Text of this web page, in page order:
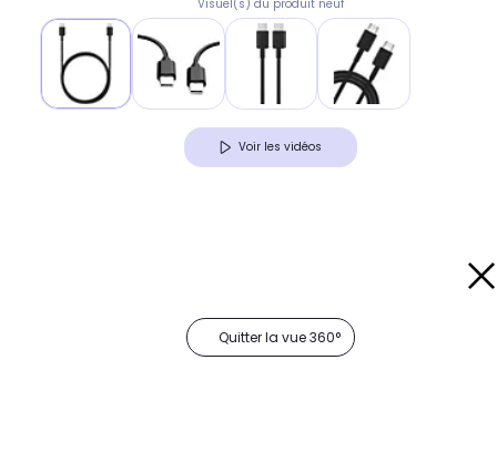
Visuel(s) du produit neuf
Voir les vidéos
Quitter la vue 360°